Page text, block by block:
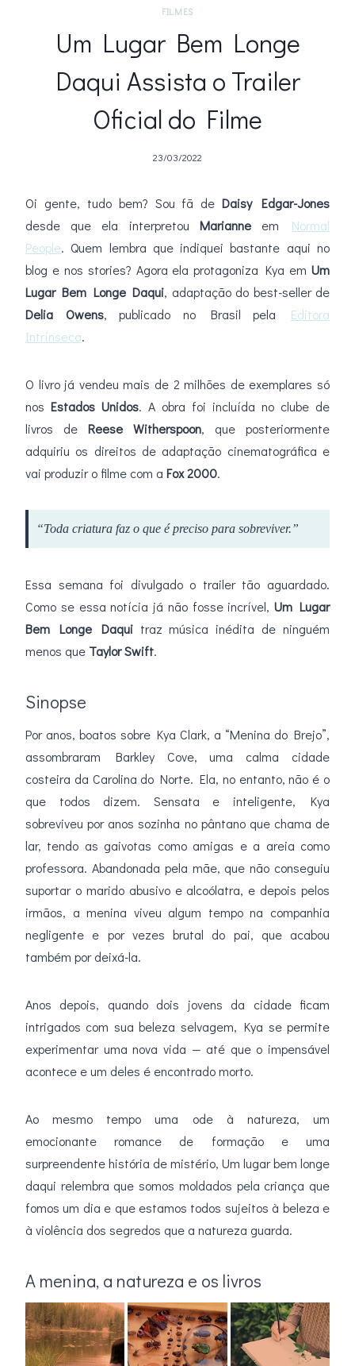
FILMES
Um Lugar Bem Longe
Daqui Assista o Trailer
Oficial do Filme
23/03/2022
Oi gente, tudo bem? Sou fã deDaisy Edgar-Jones
desde que ela interpretou Marianneem Normal
People. Quem lembra que indiquei bastante aqui no
blog e nos stories? Agora ela protagoniza Kya em Um
Lugar Bem Longe Daqui, adaptação do best-seller de
Delia Owens, publicado no Brasil pela Editora
Intrínseca.
O livro já vendeu mais de 2 milhões de exemplares só
nos Estados Unidos. A obra foi incluída no clube de
livros de Reese Witherspoon, que posteriormente
adquiriu os direitos de adaptação cinematográfica e
vai produzir o filme com a Fox 2000.
“Toda criatura faz o que é preciso para sobreviver.”
Essa semana foi divulgado o trailer tão aguardado.
Como se essa notícia já não fosse incrível,Um Lugar
Bem Longe Daquitraz música inédita de ninguém
menos que Taylor Swift.
Sinopse
Por anos, boatos sobre Kya Clark, a “Menina do Brejo”,
assombraram Barkley Cove, uma calma cidade
costeira da Carolina do Norte. Ela, no entanto, não é o
que todos dizem. Sensata e inteligente, Kya
sobreviveu por anos sozinha no pântano que chama de
lar, tendo as gaivotas como amigas e a areia como
professora. Abandonada pela mãe, que não conseguiu
suportar o marido abusivo e alcoólatra, e depois pelos
irmãos, a menina viveu algum tempo na companhia
negligente e por vezes brutal do pai, que acabou
também por deixá-la.
Anos depois, quando dois jovens da cidade ficam
intrigados com sua beleza selvagem, Kya se permite
experimentar uma nova vida — até que o impensável
acontece e um deles é encontrado morto.
Ao mesmo tempo uma ode à natureza, um
emocionante romance de formação e uma
surpreendente história de mistério, Um lugar bem longe
daqui relembra que somos moldados pela criança que
fomos um dia e que estamos todos sujeitos à beleza e
à violência dos segredos que a natureza guarda.
A menina, a natureza e os livros